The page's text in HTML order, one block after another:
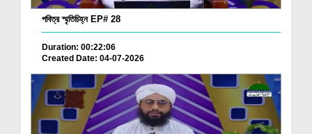
পবিত্র স্মৃতিচিহ্ন EP# 28
Duration: 00:22:06
Created Date: 04-07-2026